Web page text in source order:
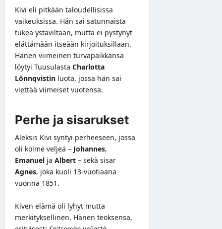
Kivi eli pitkään taloudellisissa
vaikeuksissa. Hän sai satunnaista
tukea ystäviltään, mutta ei pystynyt
elättämään itseään kirjoituksillaan.
Hänen viimeinen turvapaikkansa
löytyi Tuusulasta Charlotta
Lönnqvistin luota, jossa hän sai
viettää viimeiset vuotensa.
Perhe ja sisarukset
Aleksis Kivi syntyi perheeseen, jossa
oli kolme veljeä – Johannes,
Emanuel ja Albert – sekä sisar
Agnes, joka kuoli 13-vuotiaana
vuonna 1851.
Kiven elämä oli lyhyt mutta
merkityksellinen. Hänen teoksensa,